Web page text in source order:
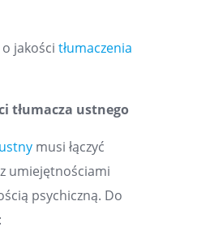
jakości tłumaczenia
tłumacza ustnego
musi łączyć
umiejętnościami
psychiczną. Do